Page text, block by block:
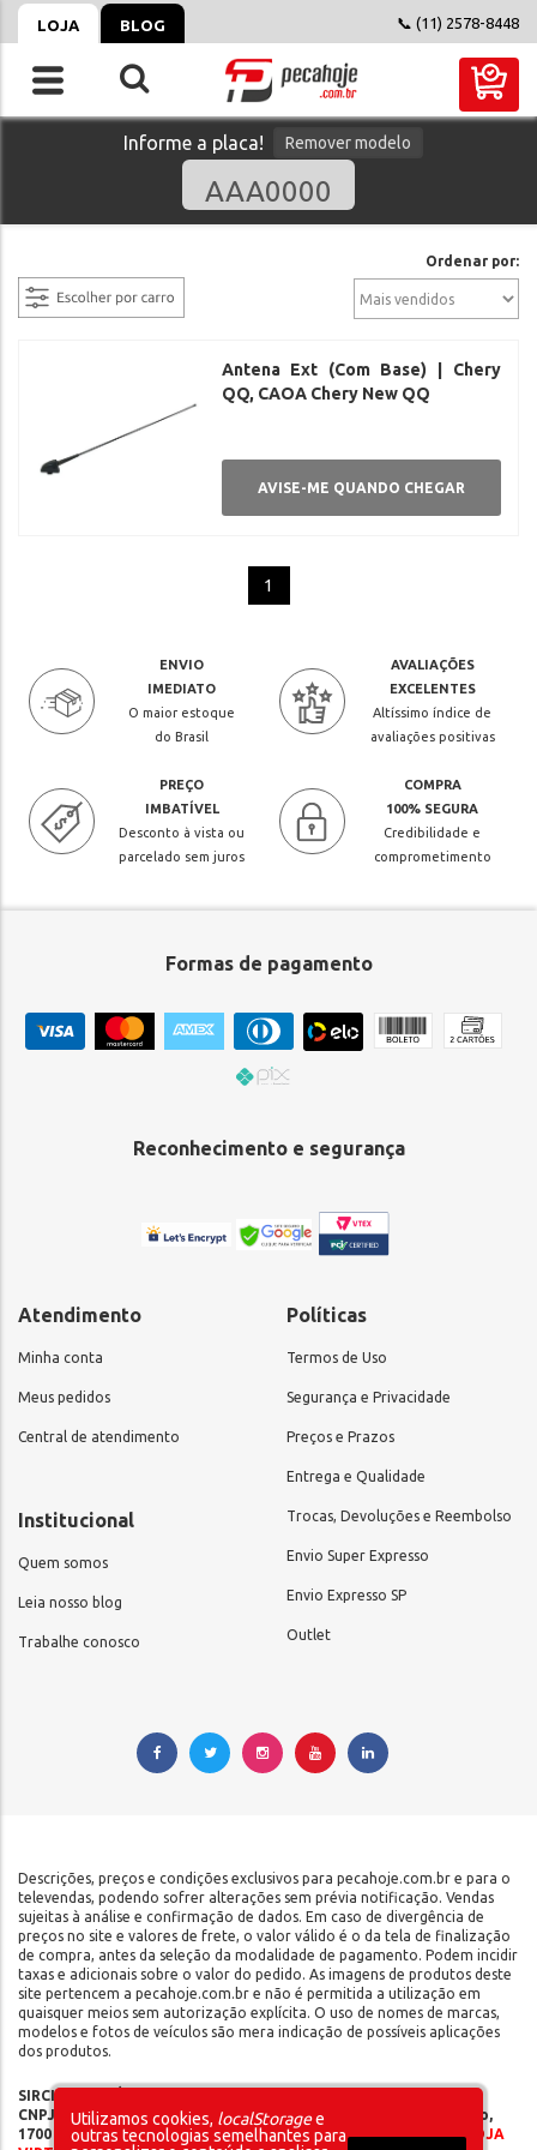
LOJA BLOG 📞 (11) 2578-8448
Informe a placa! Remover modelo
Ordenar por:
Antena Ext (Com Base) | Chery
QQ, CAOA Chery New QQ
AVISE-ME QUANDO CHEGAR
1
ENVIO
IMEDIATO
O maior estoque
do Brasil
AVALIAÇÕES
EXCELENTES
Altíssimo índice de
avaliações positivas
PREÇO
IMBATÍVEL
Desconto à vista ou
parcelado sem juros
COMPRA
100% SEGURA
Credibilidade e
comprometimento
Formas de pagamento
Reconhecimento e segurança
Atendimento
Minha conta
Meus pedidos
Central de atendimento
Institucional
Quem somos
Leia nosso blog
Trabalhe conosco
Políticas
Termos de Uso
Segurança e Privacidade
Preços e Prazos
Entrega e Qualidade
Trocas, Devoluções e Reembolso
Envio Super Expresso
Envio Expresso SP
Outlet
Descrições, preços e condições exclusivos para pecahoje.com.br e para o
televendas, podendo sofrer alterações sem prévia notificação. Vendas
sujeitas à análise e confirmação de dados. Em caso de divergência de
preços no site e valores de frete, o valor válido é o da tela de finalização
de compra, antes da seleção da modalidade de pagamento. Podem incidir
taxas e adicionais sobre o valor do pedido. As imagens de produtos deste
site pertencem a pecahoje.com.br e não é permitida a utilização em
quaisquer meios sem autorização explícita. O uso de nomes de marcas,
modelos e fotos de veículos são mera indicação de possíveis aplicações
dos produtos.
SIRCILLI COMÉRCIO DE COMPONENTES AUTOMOTIVOS LTDA |
CNPJ: 17.653.102/0001-09 | IE: 142.141.908.115 | Rua do Manifesto,
1700 - Ipiranga - São Paulo/SP - CEP 04209-002 |SOMOS UMA LOJA
Utilizamos cookies, localStoragee
outras tecnologias semelhantes para